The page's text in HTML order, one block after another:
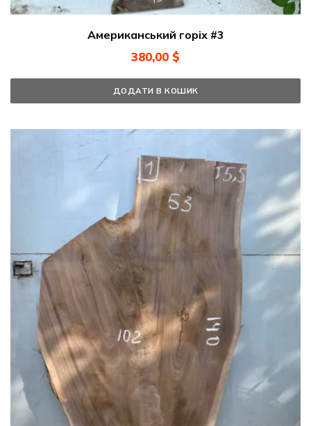
Американський горіх #3
380,00 $
ДОДАТИ В КОШИК